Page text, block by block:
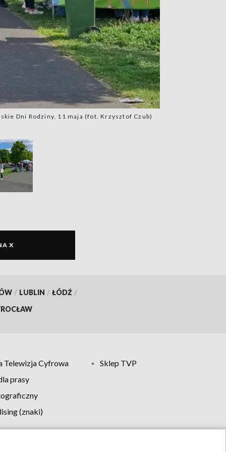
Dni Rodziny, 11 maja (fot. Krzysztof Czub)
X
/ LUBLIN / ŁÓDŹ /
Telewizja Cyfrowa
Sklep TVP
prasy
(znaki)